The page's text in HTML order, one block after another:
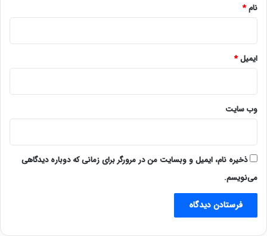
نام*
ایمیل*
وب‌ سایت
ذخیره نام، ایمیل و وبسایت من در مرورگر برای زمانی که دوباره دیدگاهی
می‌نویسم.